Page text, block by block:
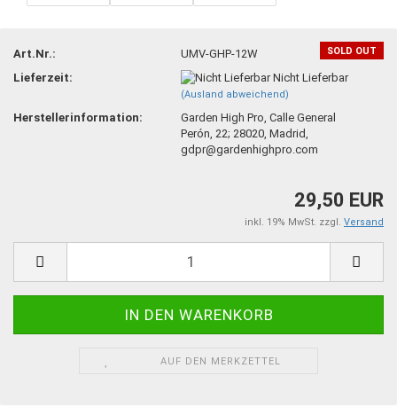
SOLD OUT
Art.Nr.:
UMV-GHP-12W
Lieferzeit:
Nicht Lieferbar
(Ausland abweichend)
Herstellerinformation:
Garden High Pro, Calle General
Perón, 22; 28020, Madrid,
gdpr@gardenhighpro.com
29,50 EUR
inkl. 19% MwSt. zzgl. Versand
AUF DEN MERKZETTEL